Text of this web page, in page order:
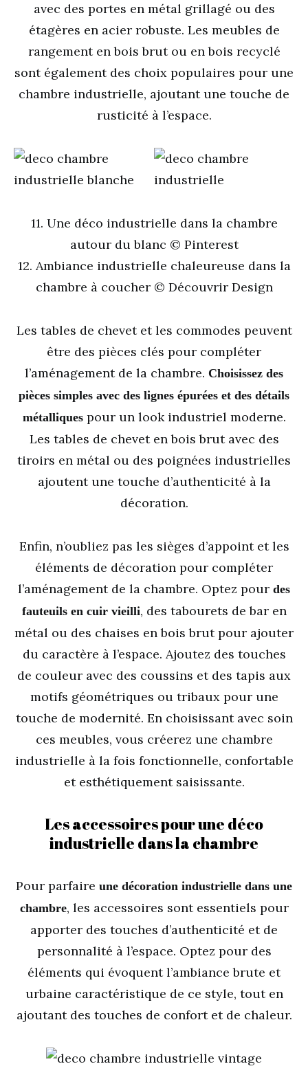
avec des portes en métal grillagé ou des
étagères en acier robuste. Les meubles de
rangement en bois brut ou en bois recyclé
sont également des choix populaires pour une
chambre industrielle, ajoutant une touche de
rusticité à l’espace.
11. Une déco industrielle dans la chambre
autour du blanc © Pinterest
12. Ambiance industrielle chaleureuse dans la
chambre à coucher © Découvrir Design
Les tables de chevet et les commodes peuvent
être des pièces clés pour compléter
l’aménagement de la chambre. Choisissez des
pièces simples avec des lignes épurées et des détails
métalliquespour un look industriel moderne.
Les tables de chevet en bois brut avec des
tiroirs en métal ou des poignées industrielles
ajoutent une touche d’authenticité à la
décoration.
Enfin, n’oubliez pas les sièges d’appoint et les
éléments de décoration pour compléter
l’aménagement de la chambre. Optez pour des
fauteuils en cuir vieilli, des tabourets de bar en
métal ou des chaises en bois brut pour ajouter
du caractère à l’espace. Ajoutez des touches
de couleur avec des coussins et des tapis aux
motifs géométriques ou tribaux pour une
touche de modernité. En choisissant avec soin
ces meubles, vous créerez une chambre
industrielle à la fois fonctionnelle, confortable
et esthétiquement saisissante.
Les accessoires pour une déco
industrielle dans la chambre
Pour parfaire une décoration industrielle dans une
chambre, les accessoires sont essentiels pour
apporter des touches d’authenticité et de
personnalité à l’espace. Optez pour des
éléments qui évoquent l’ambiance brute et
urbaine caractéristique de ce style, tout en
ajoutant des touches de confort et de chaleur.